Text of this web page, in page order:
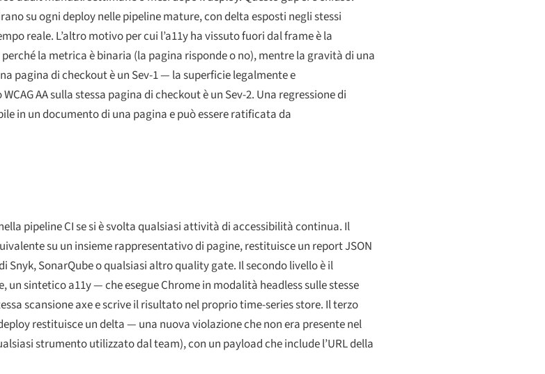
su ogni deploy nelle pipeline mature, con delta esposti negli stessi
reale. L’altro motivo per cui l’a11y ha vissuto fuori dal frame è la
la metrica è binaria (la pagina risponde o no), mentre la gravità di una
pagina di checkout è un Sev-1 — la superficie legalmente e
AA sulla stessa pagina di checkout è un Sev-2. Una regressione di
in un documento di una pagina e può essere ratificata da
pipeline CI se si è svolta qualsiasi attività di accessibilità continua. Il
su un insieme rappresentativo di pagine, restituisce un report JSON
Snyk, SonarQube o qualsiasi altro quality gate. Il secondo livello è il
sintetico a11y — che esegue Chrome in modalità headless sulle stesse
scansione axe e scrive il risultato nel proprio time-series store. Il terzo
restituisce un delta — una nuova violazione che non era presente nel
strumento utilizzato dal team), con un payload che include l’URL della